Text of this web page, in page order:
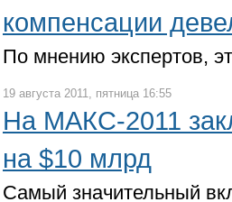
компенсации
По мнению экспертов,
19 августа 2011, пятница 16:55
На МАКС-2011
на $10 млрд
Самый значительный